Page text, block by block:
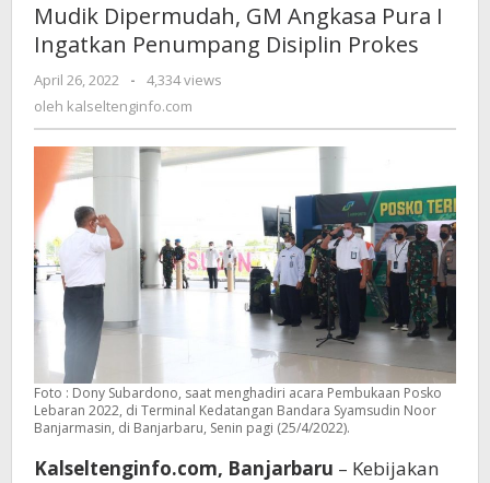
Angkasa
Pura
Ingatkan
Penumpang
Prokes
Mudik Dipermudah, GM Angkasa Pura I
Ingatkan Penumpang Disiplin Prokes
April 26, 2022
oleh
kalseltenginfo.com
-
4,334 views
oleh kalseltenginfo.com
Foto : Dony Subardono, saat menghadiri acara Pembukaan Posko
Lebaran 2022, di Terminal Kedatangan Bandara Syamsudin Noor
Banjarmasin, di Banjarbaru, Senin pagi (25/4/2022).
Kalseltenginfo.com, Banjarbaru – Kebijakan